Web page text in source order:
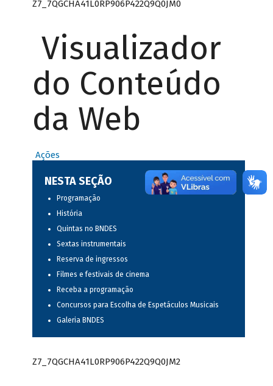
Z7_7QGCHA41L0RP906P422Q9Q0JM0
Visualizador
do Conteúdo
da Web
Ações
NESTA SEÇÃO
Programação
História
Quintas no BNDES
Sextas instrumentais
Reserva de ingressos
Filmes e festivais de cinema
Receba a programação
Concursos para Escolha de Espetáculos Musicais
Galeria BNDES
Z7_7QGCHA41L0RP906P422Q9Q0JM2